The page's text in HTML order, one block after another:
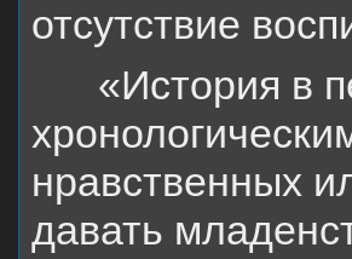
отсутствие
«История в
нравственных
давать